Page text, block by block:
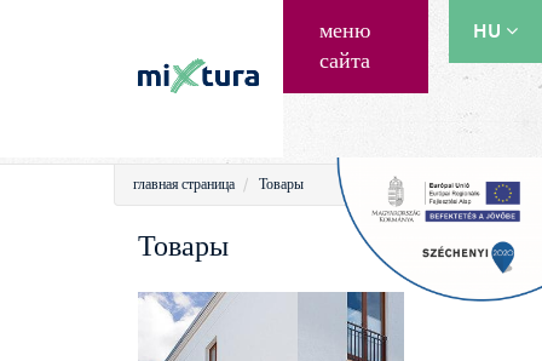
HU
меню
сайта
главная страница Товары
Товары